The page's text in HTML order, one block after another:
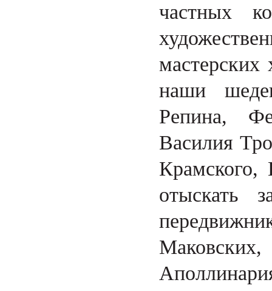
частных
мастерских
наши
Репина,
Василия
Крамского,
отыскать